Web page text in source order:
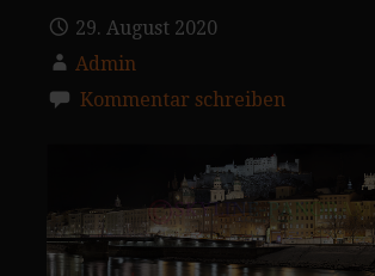
29. August 2020
Admin
Kommentar schreiben